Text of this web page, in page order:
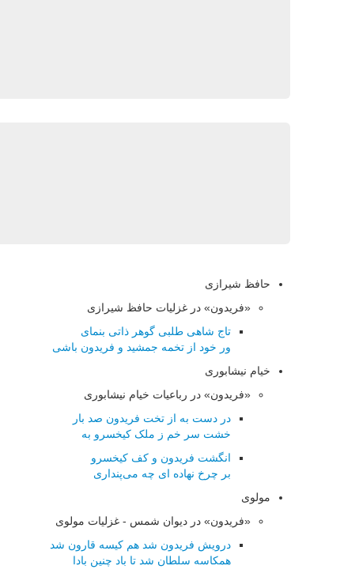
حافظ شیرازی
«فریدون» در غزلیات حافظ شیرازی
تاج شاهی طلبی گوهر ذاتی بنمای
ور خود از تخمه جمشید و فریدون باشی
خیام نیشابوری
«فریدون» در رباعیات خیام نیشابوری
در دست به از تخت فریدون صد بار
خشت سر خم ز ملک کیخسرو به
انگشت فریدون و کف کیخسرو
بر چرخ نهاده ای چه می‌پنداری
مولوی
«فریدون» در دیوان شمس - غزلیات مولوی
درویش فریدون شد هم كیسه قارون شد
همكاسه سلطان شد تا باد چنین بادا